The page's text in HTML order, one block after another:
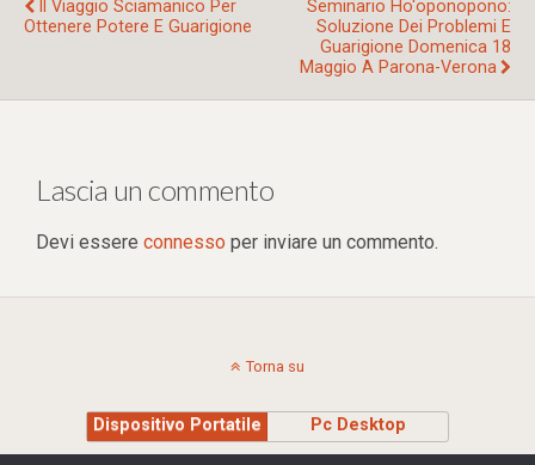
Il Viaggio Sciamanico Per
Ottenere Potere E Guarigione
Seminario Ho'oponopono:
Soluzione Dei Problemi E
Guarigione Domenica 18
Maggio A Parona-Verona
Lascia un commento
Devi essere connesso per inviare un commento.
Torna su
Dispositivo Portatile Pc Desktop